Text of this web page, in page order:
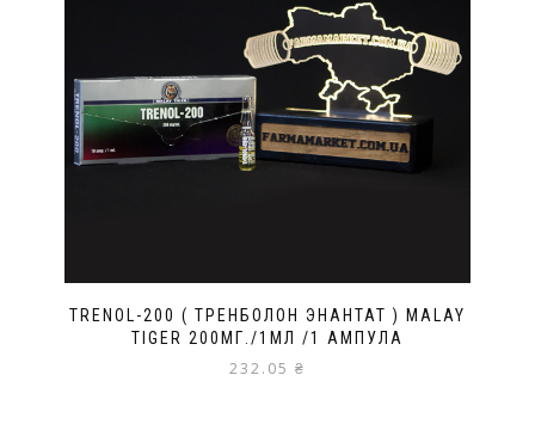
TRENOL-200 ( ТРЕНБОЛОН ЭНАНТАТ ) MALAY
TIGER 200МГ./1МЛ /1 АМПУЛА
232.05 ₴